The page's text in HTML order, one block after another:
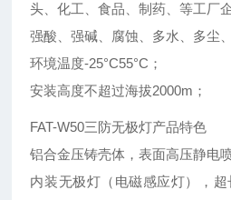
头、化工、食品、制药、等工厂
强酸、强碱、腐蚀、多水、多尘
环境温度-25°C55°C；
安装高度不超过海拔2000m；
FAT-W50三防无极灯产品特色
铝合金压铸壳体，表面高压静电
内装无极灯（电磁感应灯），